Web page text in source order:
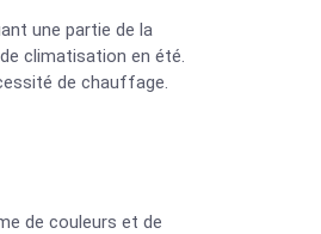
une partie de la
climatisation en été.
de chauffage.
de couleurs et de